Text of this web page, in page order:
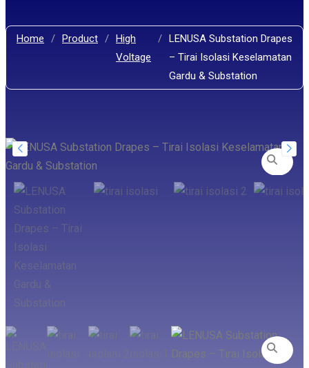
Home / Product / High
Voltage
/ LENUSA Substation Drapes
– Tirai Isolasi Keselamatan
Gardu & Substation